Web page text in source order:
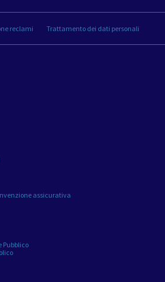
reclami Trattamento dei dati personali
assicurativa
Pubblico